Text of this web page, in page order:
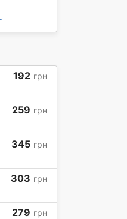
192 грн
259 грн
345 грн
303 грн
279 грн